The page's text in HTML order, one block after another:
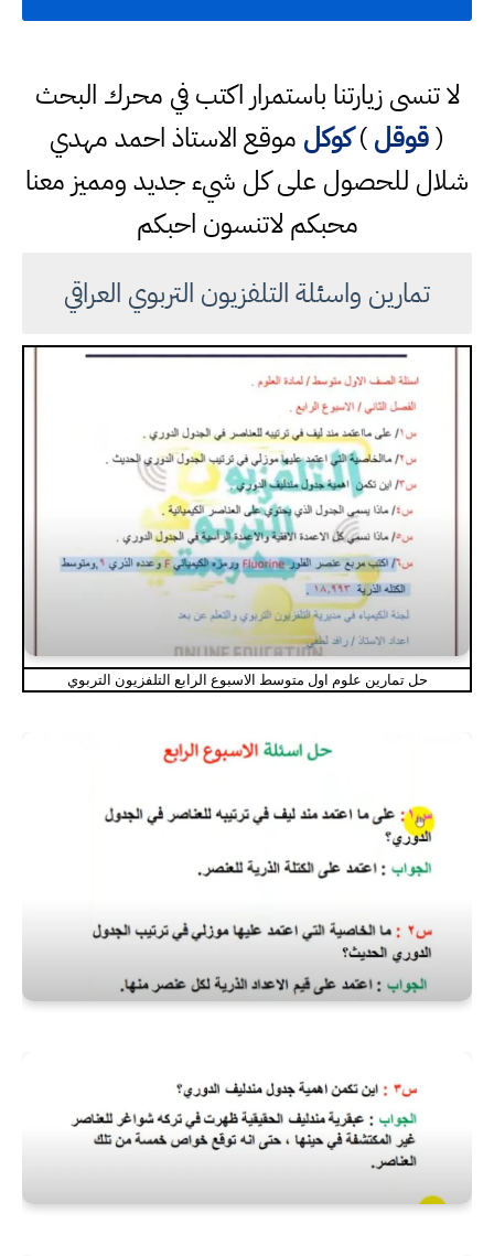
لا تنسى زيارتنا باستمرار اكتب في محرك البحث
(قوقل)كوكل موقع الاستاذ احمد مهدي
شلال للحصول على كل شيء جديد ومميز معنا
محبكم لاتنسون احبكم
تمارين واسئلة التلفزيون التربوي العراقي
حل تمارين علوم اول متوسط الاسبوع الرابع التلفزيون التربوي